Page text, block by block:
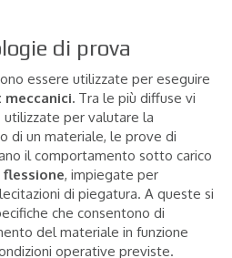
di prova
essere utilizzate per eseguire
Tra le più diffuse vi
utilizzate per valutare la
di un materiale, le prove di
il comportamento sotto carico
flessione, impiegate per
di piegatura. A queste si
che consentono di
del materiale in funzione
operative previste.